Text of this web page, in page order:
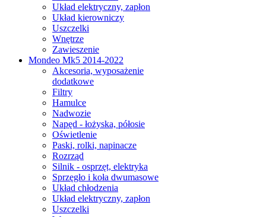
Układ elektryczny, zapłon
Układ kierowniczy
Uszczelki
Wnętrze
Zawieszenie
Mondeo Mk5 2014-2022
Akcesoria, wyposażenie
dodatkowe
Filtry
Hamulce
Nadwozie
Napęd - łożyska, półosie
Oświetlenie
Paski, rolki, napinacze
Rozrząd
Silnik - osprzęt, elektryka
Sprzęgło i koła dwumasowe
Układ chłodzenia
Układ elektryczny, zapłon
Uszczelki